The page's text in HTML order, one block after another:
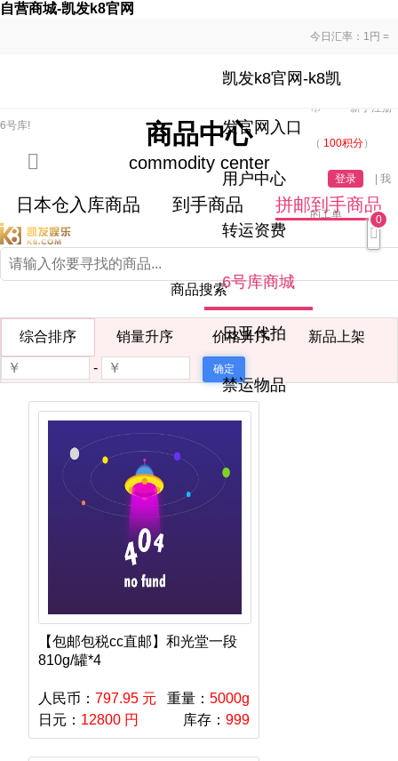
自营商城-凯发k8官网
6号库!
sel空运关税补贴线，100%清关0退运，价格低至
今日汇率：1円 =
0.06234人民
币 新手注册
（ 100积分）
登录 我
的工单
凯发k8官网-k8凯
发官网入口
用户中心
转运资费
6号库商城
日亚代拍
禁运物品
0
商品中心
commodity center
日本仓入库商品 到手商品 拼邮到手商品
商品搜索
综合排序 销量升序 价格升序 新品上架
-
【包邮包税cc直邮】和光堂一段
810g/罐*4
人民币： 797.95 元 重量： 5000g
日元： 12800 円 库存： 999